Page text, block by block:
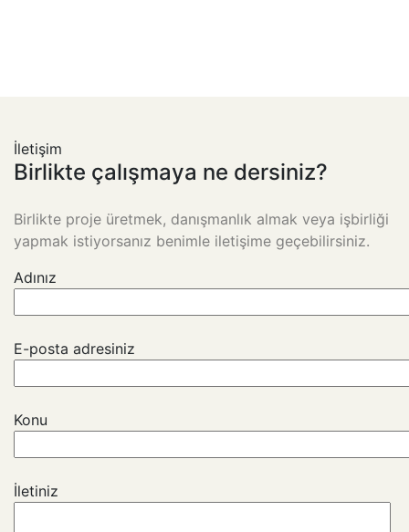
İletişim
Birlikte çalışmaya ne dersiniz?
Birlikte proje üretmek, danışmanlık almak veya işbirliği
yapmak istiyorsanız benimle iletişime geçebilirsiniz.
Adınız
E-posta adresiniz
Konu
İletiniz